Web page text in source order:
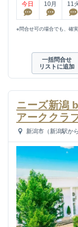
今日 10月 11
※問合せ可の場合でも、確
一括問合せ
リストに追加
ニーズ新潟
アーククラ
新潟市（新潟駅か